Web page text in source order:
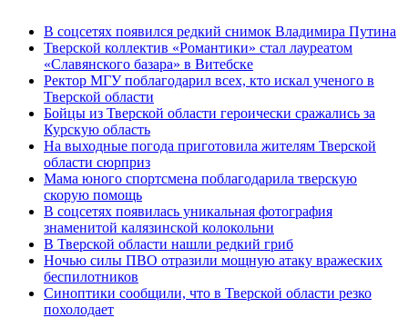
В соцсетях появился редкий снимок Владимира Путина
Тверской коллектив «Романтики» стал лауреатом
«Славянского базара» в Витебске
Ректор МГУ поблагодарил всех, кто искал ученого в
Тверской области
Бойцы из Тверской области героически сражались за
Курскую область
На выходные погода приготовила жителям Тверской
области сюрприз
Мама юного спортсмена поблагодарила тверскую
скорую помощь
В соцсетях появилась уникальная фотография
знаменитой калязинской колокольни
В Тверской области нашли редкий гриб
Ночью силы ПВО отразили мощную атаку вражеских
беспилотников
Синоптики сообщили, что в Тверской области резко
похолодает